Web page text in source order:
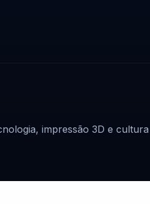
impressão 3D e cultura